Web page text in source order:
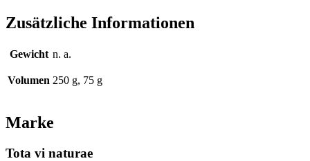
Zusätzliche Informationen
Gewicht n. a.
Volumen 250 g, 75 g
Marke
Tota vi naturae